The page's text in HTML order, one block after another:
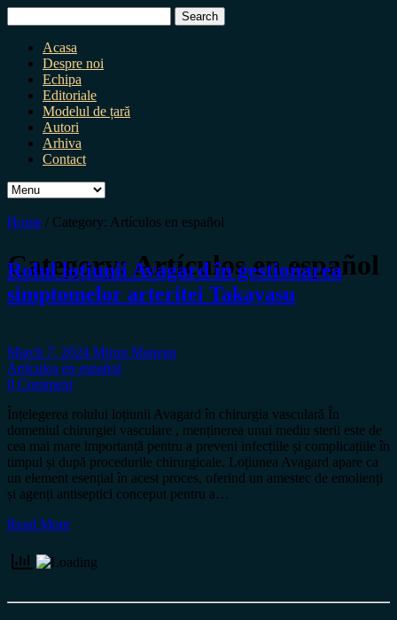
for:
Acasa
Despre noi
Echipa
Editoriale
Modelul de țară
Autori
Arhiva
Contact
Home / Category: Artículos en español
Category: Artículos en español
Rolul loțiunii Avagard în gestionarea
simptomelor arteritei Takayasu
March 7, 2024 Miron Manega
Artículos en español
0 Comment
Înțelegerea rolului loțiunii Avagard în chirurgia vasculară În
domeniul chirurgiei vasculare , menținerea unui mediu steril este de
cea mai mare importanță pentru a preveni infecțiile și complicațiile în
timpul și după procedurile chirurgicale. Loțiunea Avagard apare ca
un element esențial în acest proces, oferind un amestec de emolienți
și agenți antiseptici conceput pentru a…
Read More